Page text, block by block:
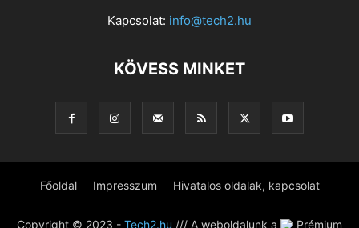
Kapcsolat: info@tech2.hu
KÖVESS MINKET
Főoldal Impresszum Hivatalos oldalak, kapcsolat
Copyright © 2023 - Tech2.hu /// A weboldalunk a Prémium